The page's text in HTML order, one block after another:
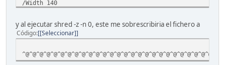
/Width 140
/ColorSpace /DeviceRGB
/BitsPerComponent 8
/Filter /DCTDecode
/Length 5982>> stream
y al ejecutar shred -z -n 0, este me sobrescribiria el fichero a
Código [Seleccionar]